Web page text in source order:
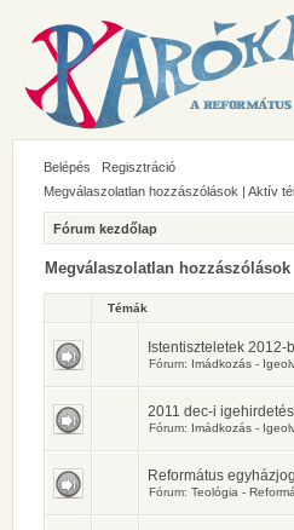
Belépés
Regisztráció
Megválaszolatlan hozzászólások | Aktív
Fórum kezdőlap
Megválaszolatlan hozzászólások
Témák
Istentiszteletek 2012-
Fórum: Imádkozás -
2011 dec-i
Fórum: Imádkozás -
Református
Fórum: Teológia -